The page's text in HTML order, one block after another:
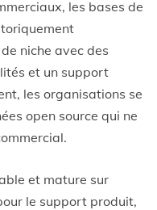
les bases de
niche avec des
et un support
les organisations se
open source qui ne
et mature sur
le support produit,